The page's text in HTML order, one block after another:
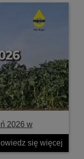
2026 w
się więcej